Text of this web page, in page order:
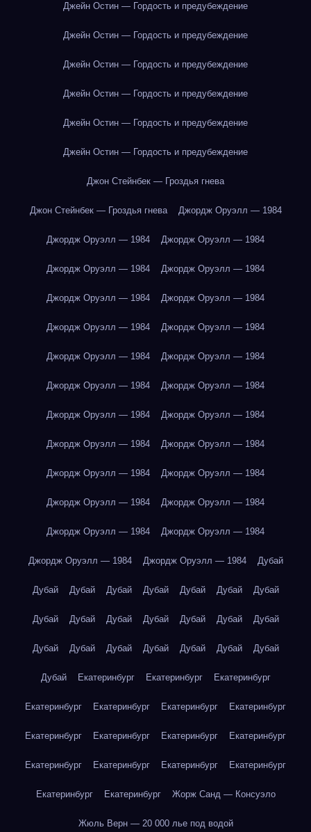
Джейн Остин — Гордость и предубеждение
Джейн Остин — Гордость и предубеждение
Джейн Остин — Гордость и предубеждение
Джейн Остин — Гордость и предубеждение
Джейн Остин — Гордость и предубеждение
Джейн Остин — Гордость и предубеждение
Джон Стейнбек — Гроздья гнева
Джон Стейнбек — Гроздья гнева Джордж Оруэлл — 1984
Джордж Оруэлл — 1984 Джордж Оруэлл — 1984
Джордж Оруэлл — 1984 Джордж Оруэлл — 1984
Джордж Оруэлл — 1984 Джордж Оруэлл — 1984
Джордж Оруэлл — 1984 Джордж Оруэлл — 1984
Джордж Оруэлл — 1984 Джордж Оруэлл — 1984
Джордж Оруэлл — 1984 Джордж Оруэлл — 1984
Джордж Оруэлл — 1984 Джордж Оруэлл — 1984
Джордж Оруэлл — 1984 Джордж Оруэлл — 1984
Джордж Оруэлл — 1984 Джордж Оруэлл — 1984
Джордж Оруэлл — 1984 Джордж Оруэлл — 1984
Джордж Оруэлл — 1984 Джордж Оруэлл — 1984
Джордж Оруэлл — 1984 Джордж Оруэлл — 1984 Дубай
Дубай Дубай Дубай Дубай Дубай Дубай Дубай
Дубай Дубай Дубай Дубай Дубай Дубай Дубай
Дубай Дубай Дубай Дубай Дубай Дубай Дубай
Дубай Екатеринбург Екатеринбург Екатеринбург
Екатеринбург Екатеринбург Екатеринбург Екатеринбург
Екатеринбург Екатеринбург Екатеринбург Екатеринбург
Екатеринбург Екатеринбург Екатеринбург Екатеринбург
Екатеринбург Екатеринбург Жорж Санд — Консуэло
Жюль Верн — 20 000 лье под водой